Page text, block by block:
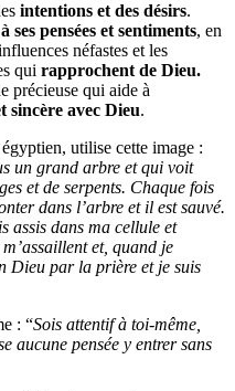
intentions et des désirs.
ses pensées et sentiments, en
néfastes et les
qui rapprochent de Dieu.
précieuse qui aide à
avec Dieu.
utilise cette image :
un grand arbre et qui voit
et de serpents. Chaque fois
dans l’arbre et il est sauvé.
assis dans ma cellule et
et, quand je
Dieu par la prière et je suis
: “Sois attentif à toi-même,
aucune pensée y entrer sans